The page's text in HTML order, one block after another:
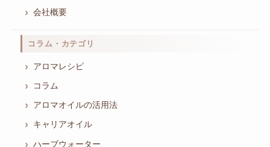
会社概要
コラム・カテゴリ
アロマレシピ
コラム
アロマオイルの活用法
キャリアオイル
ハーブウォーター